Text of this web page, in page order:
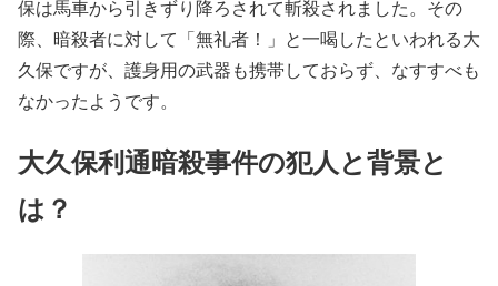
保は馬車から引きずり降ろされて斬殺されました。その
際、暗殺者に対して「無礼者！」と一喝したといわれる大
久保ですが、護身用の武器も携帯しておらず、なすすべも
なかったようです。
大久保利通暗殺事件の犯人と背景と
は？